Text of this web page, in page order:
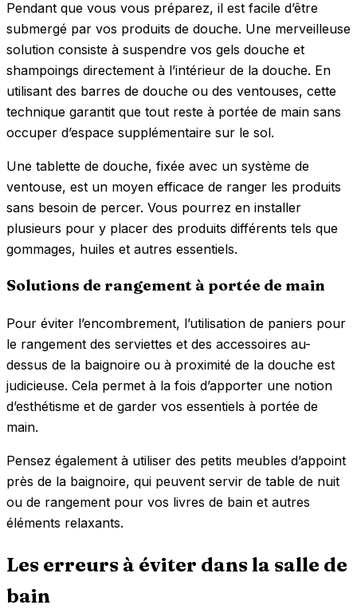
Pendant que vous vous préparez, il est facile d’être
submergé par vos produits de douche. Une merveilleuse
solution consiste à suspendre vos gels douche et
shampoings directement à l’intérieur de la douche. En
utilisant des barres de douche ou des ventouses, cette
technique garantit que tout reste à portée de main sans
occuper d’espace supplémentaire sur le sol.
Une tablette de douche, fixée avec un système de
ventouse, est un moyen efficace de ranger les produits
sans besoin de percer. Vous pourrez en installer
plusieurs pour y placer des produits différents tels que
gommages, huiles et autres essentiels.
Solutions de rangement à portée de main
Pour éviter l’encombrement, l’utilisation de paniers pour
le rangement des serviettes et des accessoires au-
dessus de la baignoire ou à proximité de la douche est
judicieuse. Cela permet à la fois d’apporter une notion
d’esthétisme et de garder vos essentiels à portée de
main.
Pensez également à utiliser des petits meubles d’appoint
près de la baignoire, qui peuvent servir de table de nuit
ou de rangement pour vos livres de bain et autres
éléments relaxants.
Les erreurs à éviter dans la salle de
bain